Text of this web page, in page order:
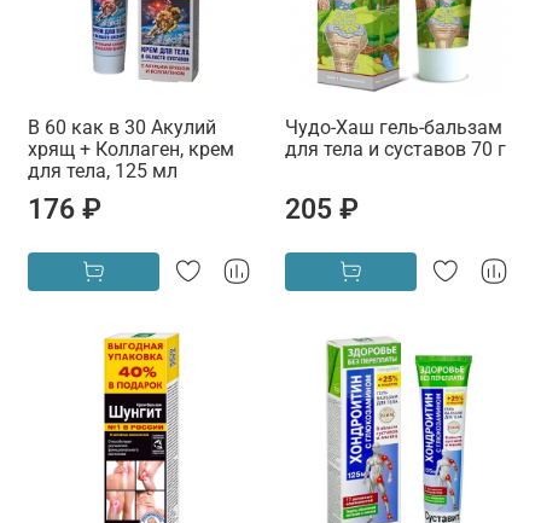
В 60 как в 30 Акулий
хрящ + Коллаген, крем
для тела, 125 мл
176 ₽
Чудо-Хаш гель-бальзам
для тела и суставов 70 г
205 ₽